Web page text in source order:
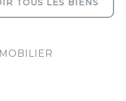
TOUS LES BIENS